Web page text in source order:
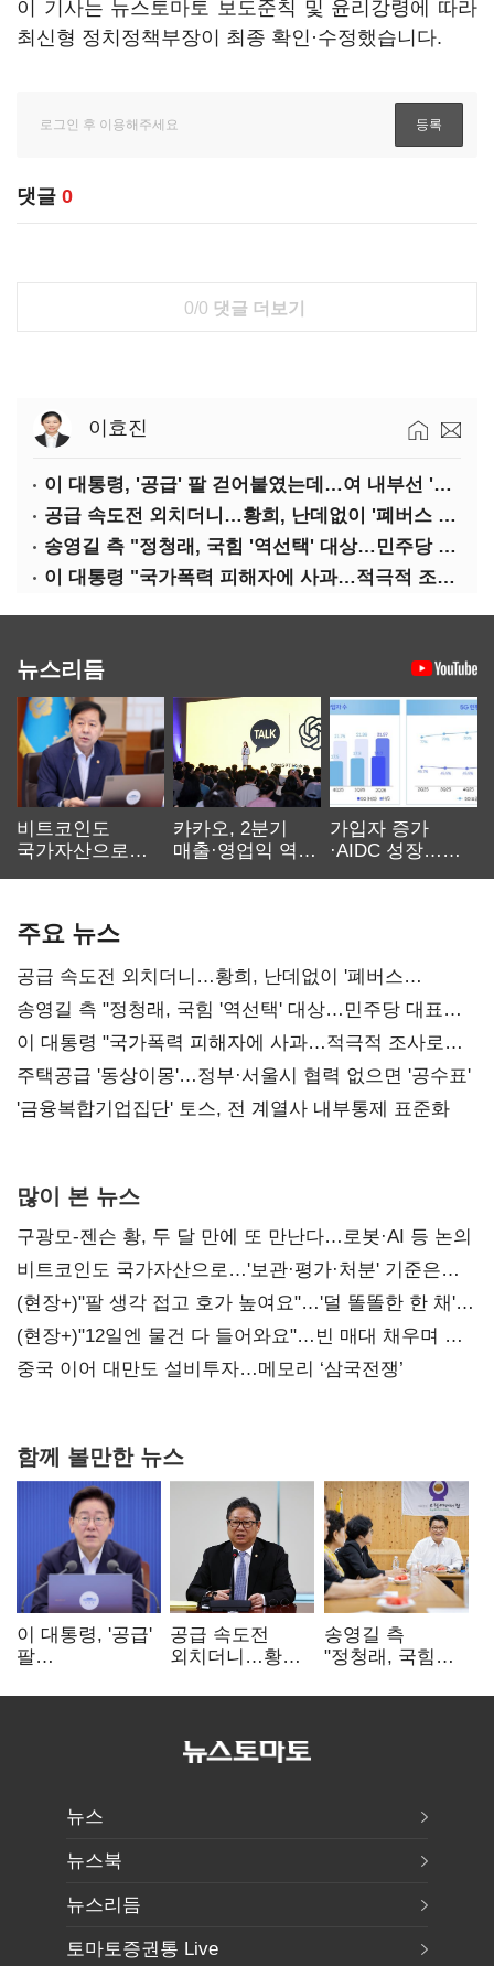
이 기사는 뉴스토마토 보도준칙 및 윤리강령에 따라
최신형 정치정책부장이 최종 확인·수정했습니다.
댓글 0
0/0 댓글 더보기
이효진
이 대통령, '공급' 팔 걷어붙였는데…여 내부선 '부동산 망언'(종합)
공급 속도전 외치더니…황희, 난데없이 '폐버스 리모델링' 제안
송영길 측 "정청래, 국힘 '역선택' 대상…민주당 대표로 총선 지휘 못해"
이 대통령 "국가폭력 피해자에 사과…적극적 조사로 진실 밝혀야"
뉴스리듬
비트코인도
국가자산으로…'
카카오, 2분기
매출·영업익 역대
가입자 증가
·AIDC 성장…
주요 뉴스
공급 속도전 외치더니…황희, 난데없이 '폐버스
리모델링' 제안
송영길 측 "정청래, 국힘 '역선택' 대상…민주당 대표로
총선 지휘 못해"
이 대통령 "국가폭력 피해자에 사과…적극적 조사로
진실 밝혀야"
주택공급 '동상이몽'…정부·서울시 협력 없으면 '공수표'
'금융복합기업집단' 토스, 전 계열사 내부통제 표준화
많이 본 뉴스
구광모-젠슨 황, 두 달 만에 또 만난다…로봇·AI 등 논의
비트코인도 국가자산으로…'보관·평가·처분' 기준은
숙제
(현장+)"팔 생각 접고 호가 높여요"…'덜 똘똘한 한 채'
20억 키맞추기
(현장+)"12일엔 물건 다 들어와요"…빈 매대 채우며 문
연 홈플러스
중국 이어 대만도 설비투자…메모리 ‘삼국전쟁’
함께 볼만한 뉴스
이 대통령, '공급'
팔
여 내부선
공급 속도전
외치더니…황희,
리모델링' 제안
송영길 측
"정청래, 국힘
민주당 대표로
뉴스
뉴스북
뉴스리듬
토마토증권통 Live